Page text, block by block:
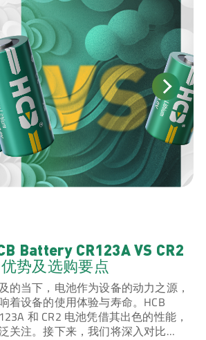
Battery CR123A VS CR2
势及选购要点
的当下，电池作为设备的动力之源，
着设备的使用体验与寿命。HCB
和 CR2 电池凭借其出色的性能，
关注。接下来，我们将深入对比